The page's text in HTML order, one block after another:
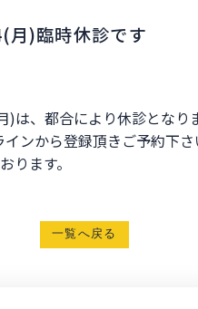
)臨時休診です
)は、都合により休診となり
ンから登録頂きご予約下さ
ります。
一覧へ戻る